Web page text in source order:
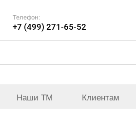
Телефон:
+7 (499) 271-65-52
Наши ТМ Клиентам